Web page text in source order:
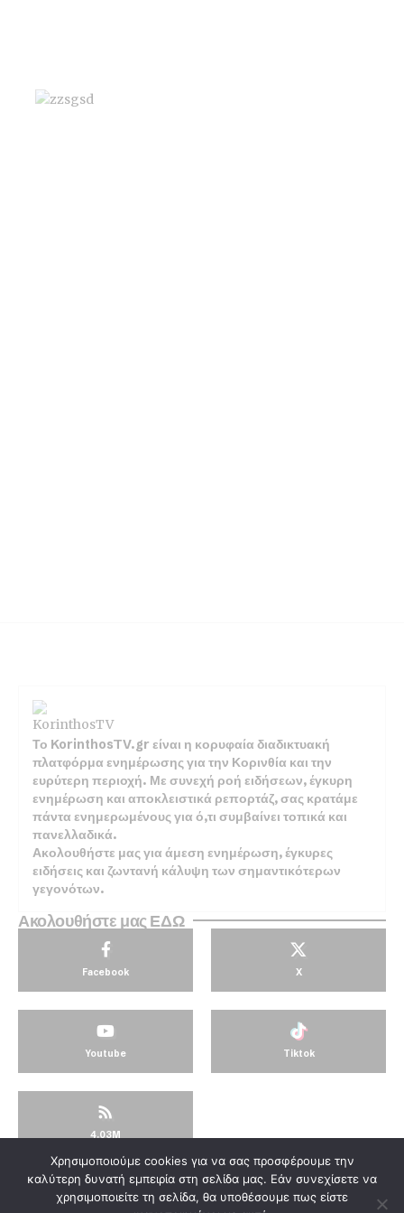
Το KorinthosTV.gr είναι η κορυφαία διαδικτυακή
πλατφόρμα ενημέρωσης για την Κορινθία και την
ευρύτερη περιοχή. Με συνεχή ροή ειδήσεων, έγκυρη
ενημέρωση και αποκλειστικά ρεπορτάζ, σας κρατάμε
πάντα ενημερωμένους για ό,τι συμβαίνει τοπικά και
πανελλαδικά.
Ακολουθήστε μας για άμεση ενημέρωση, έγκυρες
ειδήσεις και ζωντανή κάλυψη των σημαντικότερων
γεγονότων.
Ακολουθήστε μας ΕΔΩ
Facebook X
Youtube Tiktok
4.03M
© KorinthosTV @2025
Χρησιμοποιούμε cookies για να σας προσφέρουμε την
καλύτερη δυνατή εμπειρία στη σελίδα μας. Εάν συνεχίσετε να
χρησιμοποιείτε τη σελίδα, θα υποθέσουμε πως είστε